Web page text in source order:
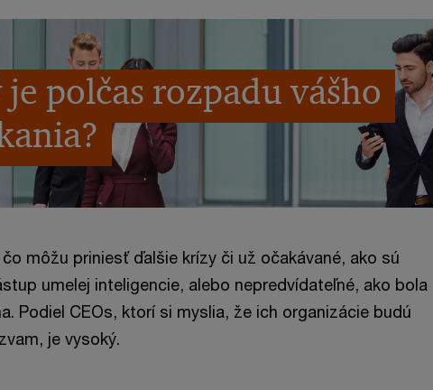
je polčas rozpadu vášho
môžu priniesť ďalšie krízy či už očakávané, ako sú
umelej inteligencie, alebo nepredvídateľné, ako bola
Podiel CEOs, ktorí si myslia, že ich organizácie budú
je vysoký.